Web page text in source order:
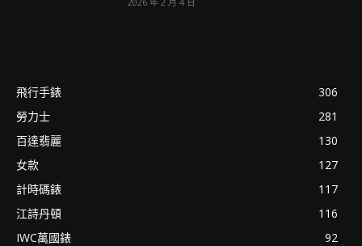
飛行手錶
306
勞力士
281
百達翡麗
130
女款
127
計時碼錶
117
江詩丹頓
116
IWC萬國錶
92